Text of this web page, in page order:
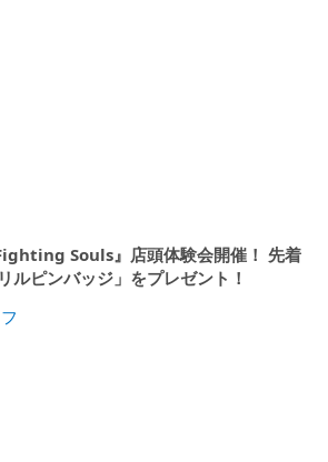
Souls』店頭体験会開催！ 先着
ルピンバッジ」をプレゼント！